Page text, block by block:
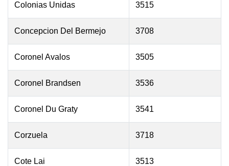
Colonias Unidas 3515
Concepcion Del Bermejo 3708
Coronel Avalos 3505
Coronel Brandsen 3536
Coronel Du Graty 3541
Corzuela 3718
Cote Lai 3513